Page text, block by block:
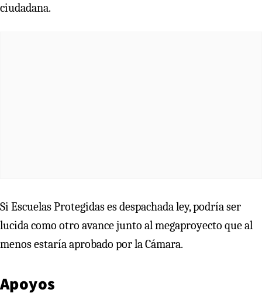
ciudadana.
Si Escuelas Protegidas es despachada ley, podría ser
lucida como otro avance junto al megaproyecto que al
menos estaría aprobado por la Cámara.
Apoyos